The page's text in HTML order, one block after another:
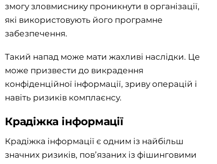
змогу зловмиснику проникнути в організації,
які використовують його програмне
забезпечення.
Такий напад може мати жахливі наслідки. Це
може призвести до викрадення
конфіденційної інформації, зриву операцій і
навіть ризиків комплаєнсу.
Крадіжка інформації
Крадіжка інформації є одним із найбільш
значних ризиків, пов’язаних із фішинговими